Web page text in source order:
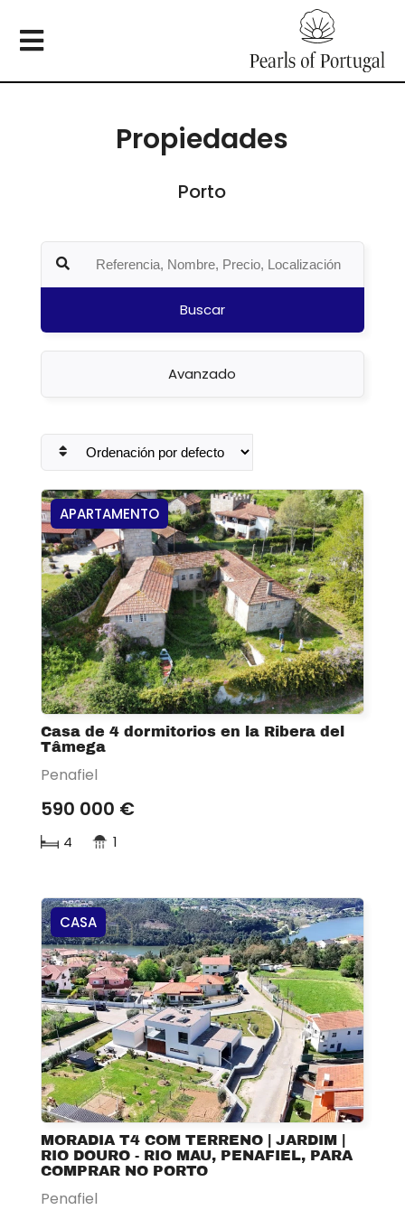
Propiedades
Porto
Buscar
Avanzado
APARTAMENTO
Casa de 4 dormitorios en la Ribera del
Tâmega
Penafiel
590 000 €
4 1
CASA
MORADIA T4 COM TERRENO | JARDIM |
RIO DOURO - RIO MAU, PENAFIEL, PARA
COMPRAR NO PORTO
Penafiel